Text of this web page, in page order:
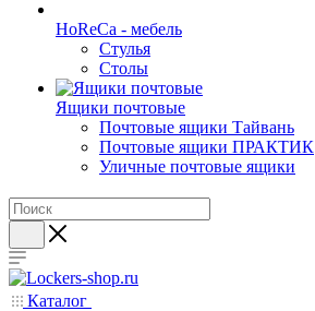
HoReCa - мебель
Стулья
Столы
Ящики почтовые
Почтовые ящики Тайвань
Почтовые ящики ПРАКТИК
Уличные почтовые ящики
Каталог